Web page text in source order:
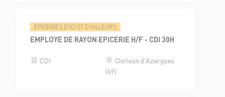
ÉPICERIES D'ICI ET D'AILLEURS
EMPLOYE DE RAYON EPICERIE H/F - CDI 30H
CDI
Civrieux d'Azergues
(69)